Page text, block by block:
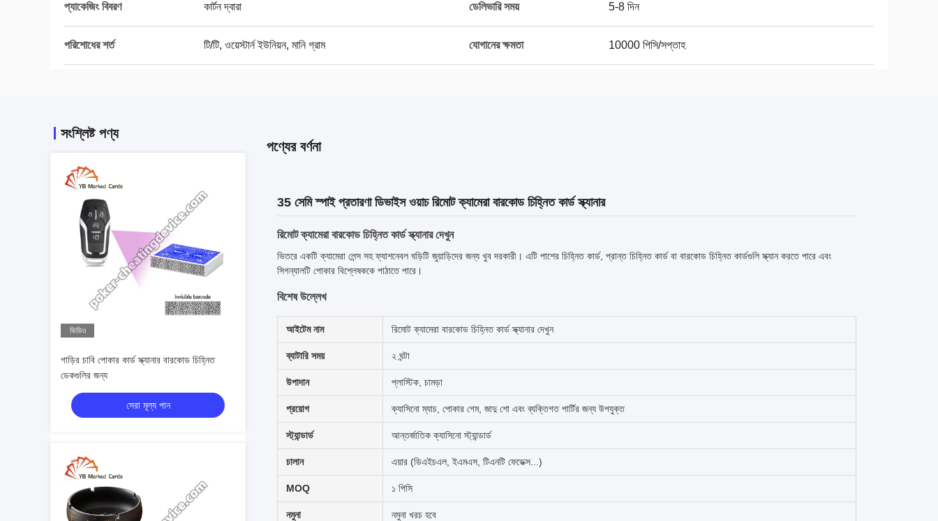
প্যাকেজিং বিবরণ কার্টন দ্বারা ডেলিভারি সময় 5-8 দিন
পরিশোধের শর্ত টি/টি, ওয়েস্টার্ন ইউনিয়ন, মানি গ্রাম যোগানের ক্ষমতা 10000 পিসি/সপ্তাহ
সংশ্লিষ্ট পণ্য
ভিডিও
গাড়ির চাবি পোকার কার্ড স্ক্যানার বারকোড চিহ্নিত
ডেকগুলির জন্য
সেরা মূল্য পান
পণ্যের বর্ণনা
35 সেমি স্পাই প্রতারণা ডিভাইস ওয়াচ রিমোট ক্যামেরা বারকোড চিহ্নিত কার্ড স্ক্যানার
রিমোট ক্যামেরা বারকোড চিহ্নিত কার্ড স্ক্যানার দেখুন
ভিতরে একটি ক্যামেরা লেন্স সহ ফ্যাশনেবল ঘড়িটি জুয়াড়িদের জন্য খুব দরকারী। এটি পাশের চিহ্নিত কার্ড, প্রান্ত চিহ্নিত কার্ড বা বারকোড চিহ্নিত কার্ডগুলি স্ক্যান করতে পারে এবং
সিগন্যালটি পোকার বিশ্লেষককে পাঠাতে পারে।
বিশেষ উল্লেখ
আইটেম নাম রিমোট ক্যামেরা বারকোড চিহ্নিত কার্ড স্ক্যানার দেখুন
ব্যাটারি সময় ২ ঘন্টা
উপাদান প্লাস্টিক, চামড়া
প্রয়োগ ক্যাসিনো ম্যাচ, পোকার গেম, জাদু শো এবং ব্যক্তিগত পার্টির জন্য উপযুক্ত
স্ট্যান্ডার্ড আন্তর্জাতিক ক্যাসিনো স্ট্যান্ডার্ড
চালান এয়ার (ডিএইচএল, ইএমএস, টিএনটি ফেডেক্স...)
MOQ ১ পিসি
নমুনা নমুনা খরচ হবে